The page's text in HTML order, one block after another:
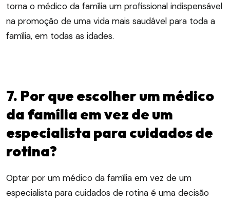
torna o médico da família um profissional indispensável
na promoção de uma vida mais saudável para toda a
família, em todas as idades.
7. Por que escolher um médico
da família em vez de um
especialista para cuidados de
rotina?
Optar por um médico da família em vez de um
especialista para cuidados de rotina é uma decisão